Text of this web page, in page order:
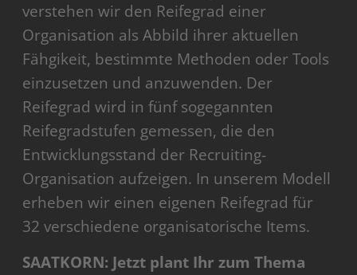
verstehen wir den Reifegrad einer
Organisation als Abbild ihrer aktuellen
Fähgikeit, bestimmte Methoden oder Tools
einzusetzen und anzuwenden. Der
Reifegrad wird in fünf sogegannten
Reifegradstufen gemessen, die den
Entwicklungsstand der Recruiting-
Organisation aufzeigen. In unserem Modell
erheben wir einen eigenen Reifegrad für
32 verschiedene organisatorische Items.
SAATKORN: Jetzt plant Ihr zum Thema